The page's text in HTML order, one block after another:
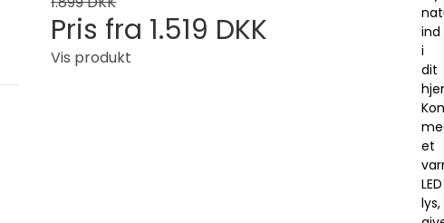
Pris fra 1.519 DKK
Vis produkt
ind
i
dit
et
LED
lys,